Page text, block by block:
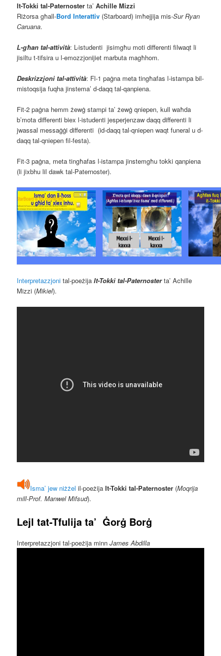
It-Tokki tal-Paternosterta’ Achille Mizzi
Riżorsa għall-Bord Interattiv (Starboard) imħejjija mis-Sur Ryan
Caruana.
L-għan tal-attività: L-istudenti jisimgħu moti differenti filwaqt li
jisiltu t-tifsira u l-emozzjonijiet marbuta magħhom.
Deskrizzjoni tal-attività: Fl-1 paġna meta tingħafas l-istampa bil-
mistoqsija fuqha jinstema’ d-daqq tal-qanpiena.
Fit-2 paġna hemm żewġ stampi ta’ żewġ qniepen, kull waħda
b’mota differenti biex l-istudenti jesperjenzaw daqq differenti li
jwassal messaġġi differenti (id-daqq tal-qniepen waqt funeral u d-
daqq tal-qniepen fil-festa).
Fit-3 paġna, meta tingħafas l-istampa jinstemgħu tokki qanpiena
(li jixbhu lil dawk tal-Paternoster).
Interpretazzjoni tal-poeżijaIt-Tokki tal-Paternoster ta’ Achille
Mizzi (Mikiel).
Isma’ jew niżżel il-poeżijaIt-Tokki tal-Paternoster (Moqrija
mill-Prof. Manwel Mifsud).
Lejl tat-Tfulija ta’ Ġorġ Borġ
Interpretazzjoni tal-poeżija minnJames Abdilla